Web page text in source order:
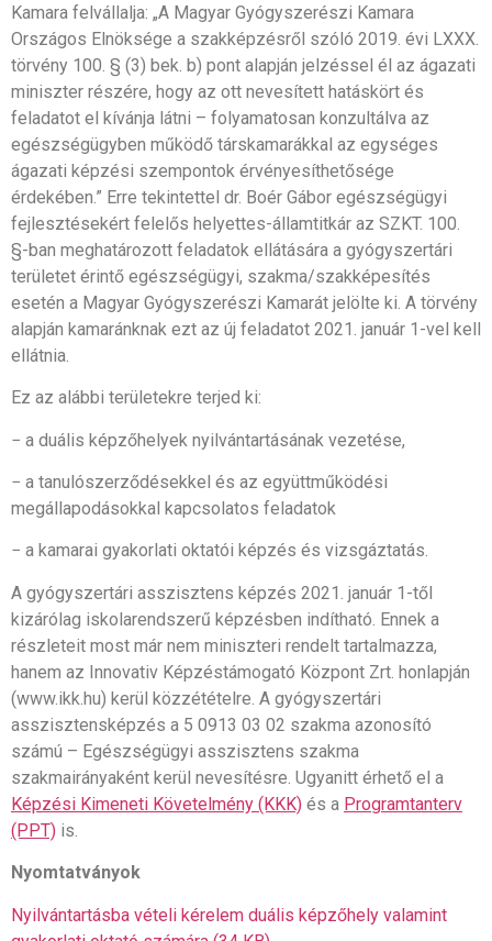
Kamara felvállalja: „A Magyar Gyógyszerészi Kamara
Országos Elnöksége a szakképzésről szóló 2019. évi LXXX.
törvény 100. § (3) bek. b) pont alapján jelzéssel él az ágazati
miniszter részére, hogy az ott nevesített hatáskört és
feladatot el kívánja látni – folyamatosan konzultálva az
egészségügyben működő társkamarákkal az egységes
ágazati képzési szempontok érvényesíthetősége
érdekében.” Erre tekintettel dr. Boér Gábor egészségügyi
fejlesztésekért felelős helyettes-államtitkár az SZKT. 100.
§-ban meghatározott feladatok ellátására a gyógyszertári
területet érintő egészségügyi, szakma/szakképesítés
esetén a Magyar Gyógyszerészi Kamarát jelölte ki. A törvény
alapján kamaránknak ezt az új feladatot 2021. január 1-vel kell
ellátnia.
Ez az alábbi területekre terjed ki:
− a duális képzőhelyek nyilvántartásának vezetése,
− a tanulószerződésekkel és az együttműködési
megállapodásokkal kapcsolatos feladatok
− a kamarai gyakorlati oktatói képzés és vizsgáztatás.
A gyógyszertári asszisztens képzés 2021. január 1-től
kizárólag iskolarendszerű képzésben indítható. Ennek a
részleteit most már nem miniszteri rendelt tartalmazza,
hanem az Innovativ Képzéstámogató Központ Zrt. honlapján
(www.ikk.hu) kerül közzétételre. A gyógyszertári
asszisztensképzés a 5 0913 03 02 szakma azonosító
számú – Egészségügyi asszisztens szakma
szakmairányaként kerül nevesítésre. Ugyanitt érhető el a
Képzési Kimeneti Követelmény (KKK) és a Programtanterv
(PPT) is.
Nyomtatványok
Nyilvántartásba vételi kérelem duális képzőhely valamint